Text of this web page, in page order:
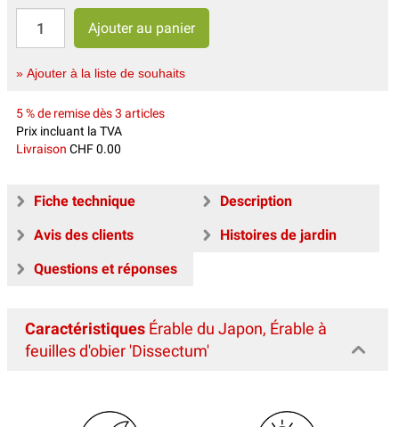
» Ajouter à la liste de souhaits
5 % de remise dès 3 articles
Prix incluant la TVA
Livraison CHF 0.00
Fiche technique
Description
Avis des clients
Histoires de jardin
Questions et réponses
Caractéristiques Érable du Japon, Érable à
feuilles d'obier 'Dissectum'